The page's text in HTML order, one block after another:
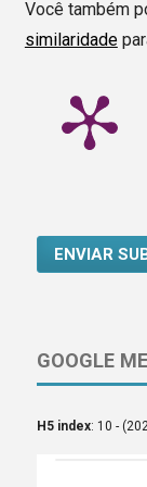
Você também
similaridade
ENVIAR
GOOGLE
H5 index: 10 -